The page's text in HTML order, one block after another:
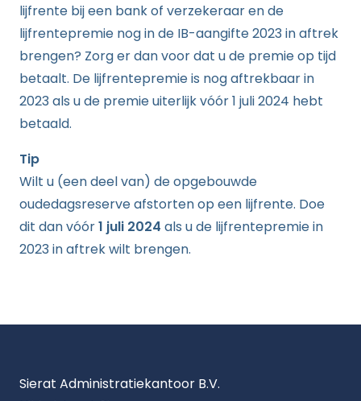
lijfrente bij een bank of verzekeraar en de
lijfrentepremie nog in de IB-aangifte 2023 in aftrek
brengen? Zorg er dan voor dat u de premie op tijd
betaalt. De lijfrentepremie is nog aftrekbaar in
2023 als u de premie uiterlijk vóór 1 juli 2024 hebt
betaald.
Tip
Wilt u (een deel van) de opgebouwde
oudedagsreserve afstorten op een lijfrente. Doe
dit dan vóór1 juli 2024 als u de lijfrentepremie in
2023 in aftrek wilt brengen.
Sierat Administratiekantoor B.V.